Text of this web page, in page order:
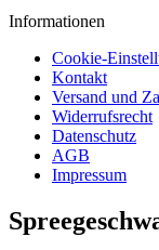
Informationen
Cookie-
Kontakt
Versand und
Widerrufsrecht
Datenschutz
AGB
Impressum